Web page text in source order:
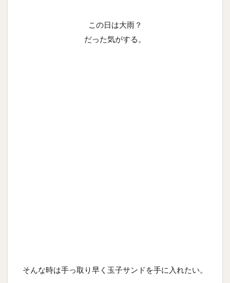
この日は大雨？
だった気がする。
そんな時は手っ取り早く玉子サンドを手に入れたい。